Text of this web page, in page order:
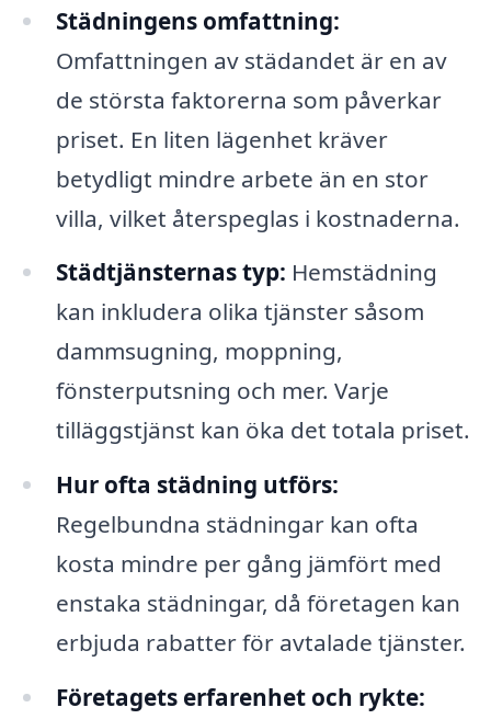
Städningens omfattning:
Omfattningen av städandet är en av
de största faktorerna som påverkar
priset. En liten lägenhet kräver
betydligt mindre arbete än en stor
villa, vilket återspeglas i kostnaderna.
Städtjänsternas typ: Hemstädning
kan inkludera olika tjänster såsom
dammsugning, moppning,
fönsterputsning och mer. Varje
tilläggstjänst kan öka det totala priset.
Hur ofta städning utförs:
Regelbundna städningar kan ofta
kosta mindre per gång jämfört med
enstaka städningar, då företagen kan
erbjuda rabatter för avtalade tjänster.
Företagets erfarenhet och rykte: